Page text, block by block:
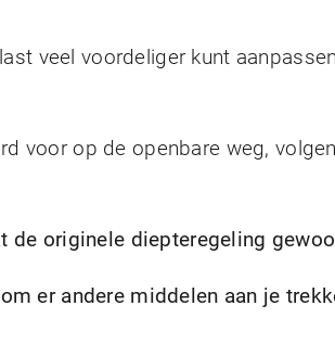
veel voordeliger kunt
voor op de openbare weg,
de originele diepteregeling
er andere middelen aan je